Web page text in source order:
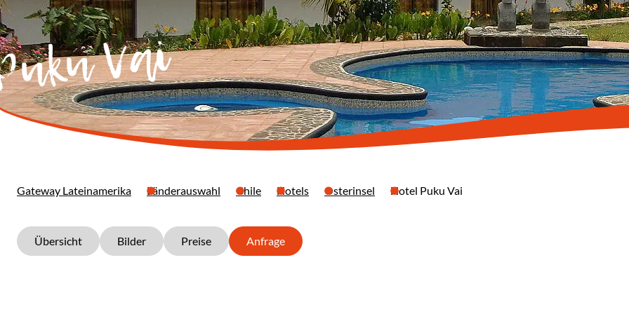
Vai
Gateway Lateinamerika Länderauswahl Chile Hotels Osterinsel Hotel Puku Vai
Übersicht Bilder Preise Anfrage